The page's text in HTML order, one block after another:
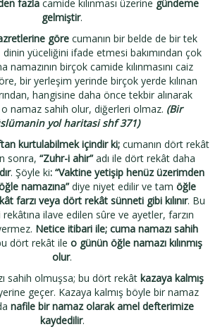
fazla camide kılınması üzerine gündeme
gelmiştir.
görecumanın bir belde de bir tek
dinin yüceliğini ifade etmesi bakımından çok
birçok camide kılınmasını caiz
bir yerleşim yerinde birçok yerde kılınan
hangisine daha önce tekbir alınarak
o namaz sahih olur, diğerleri olmaz. (Bir
yol haritasi shf 371)
kurtulabilmek içindir ki; cumanın dört rekât
sonra, “Zuhr-i ahir”adı ile dört rekât daha
. Şöyle ki: “Vaktine yetişip henüz üzerimden
namazına”diye niyet edilir ve tam öğle
farzı veya dört rekât sünneti gibi kılınır. Bu
ilave edilen sûre ve ayetler, farzın
Netice itibari ile; cuma namazı sahih
dört rekât ile o günün öğle namazı kılınmış
olur.
sahih olmuşsa; bu dört rekât kazaya kalmış
geçer. Kazaya kalmış böyle bir namaz
nafile bir namaz olarak amel defterimize
kaydedilir.